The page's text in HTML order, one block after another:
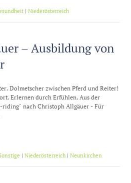
|Niederösterreich
– Ausbildung von
Dolmetscher zwischen Pferd und Reiter!
Erlernen durch Erfühlen. Aus der
riding" nach Christoph Allgäuer - Für
|Niederösterreich |Neunkirchen